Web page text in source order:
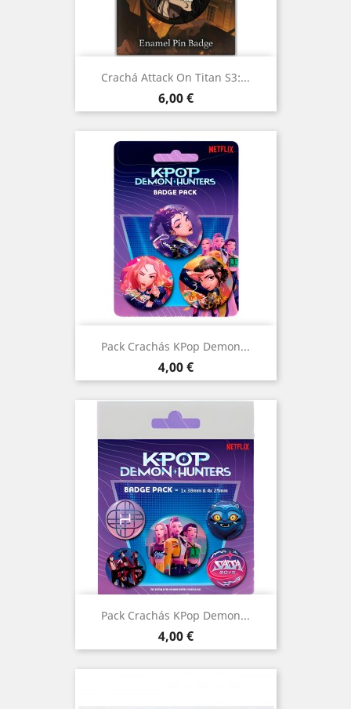
Crachá Attack On Titan S3:...
Preço
6,00 €
Pack Crachás KPop Demon...
Preço
4,00 €
Pack Crachás KPop Demon...
Preço
4,00 €